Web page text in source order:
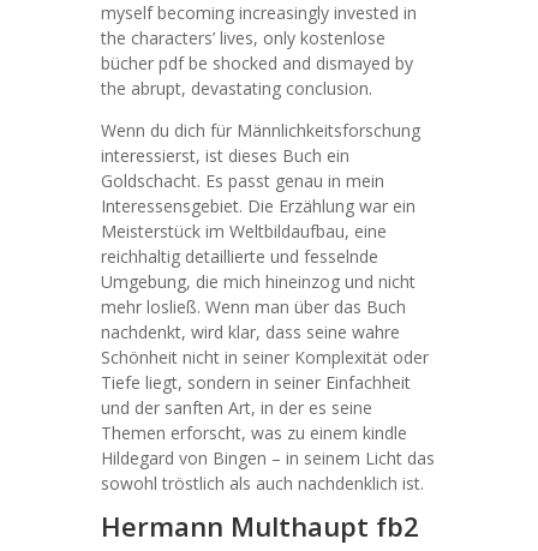
myself becoming increasingly invested in
the characters’ lives, only kostenlose
bücher pdf be shocked and dismayed by
the abrupt, devastating conclusion.
Wenn du dich für Männlichkeitsforschung
interessierst, ist dieses Buch ein
Goldschacht. Es passt genau in mein
Interessensgebiet. Die Erzählung war ein
Meisterstück im Weltbildaufbau, eine
reichhaltig detaillierte und fesselnde
Umgebung, die mich hineinzog und nicht
mehr losließ. Wenn man über das Buch
nachdenkt, wird klar, dass seine wahre
Schönheit nicht in seiner Komplexität oder
Tiefe liegt, sondern in seiner Einfachheit
und der sanften Art, in der es seine
Themen erforscht, was zu einem kindle
Hildegard von Bingen – in seinem Licht das
sowohl tröstlich als auch nachdenklich ist.
Hermann Multhaupt fb2